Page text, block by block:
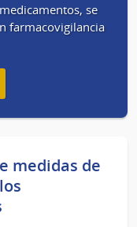
se
farmacovigilancia
medidas de